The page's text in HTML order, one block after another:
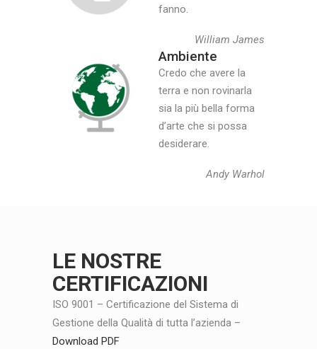
fanno.
William James
Ambiente
Credo che avere la
terra e non rovinarla
sia la più bella forma
d’arte che si possa
desiderare.
Andy Warhol
LE NOSTRE
CERTIFICAZIONI
ISO 9001 – Certificazione del Sistema di
Gestione della Qualità di tutta l’azienda –
Download PDF